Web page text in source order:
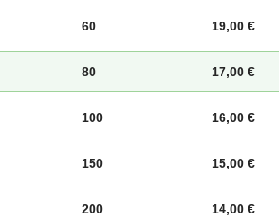
60 19,00 €
80 17,00 €
100 16,00 €
150 15,00 €
200 14,00 €